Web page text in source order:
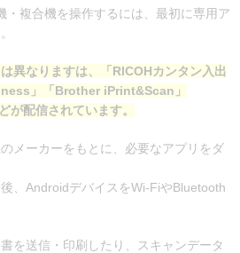
・複合機を操作するには、最初に専用ア
異なりますは、「RICOHカンタン入出
」「Brother iPrint&Scan」
が配信されています。
メーカーをもとに、必要なアプリをダ
、AndroidデバイスをWi-FiやBluetooth
を送信・印刷したり、スキャンデータ